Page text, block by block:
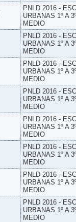
PNLD 2016 -
URBANAS 1º A
MEDIO
PNLD 2016 -
URBANAS 1º A
MEDIO
PNLD 2016 -
URBANAS 1º A
MEDIO
PNLD 2016 -
URBANAS 1º A
MEDIO
PNLD 2016 -
URBANAS 1º A
MEDIO
PNLD 2016 -
URBANAS 1º A
MEDIO
PNLD 2016 -
URBANAS 1º A
MEDIO
PNLD 2016 -
URBANAS 1º A
MEDIO